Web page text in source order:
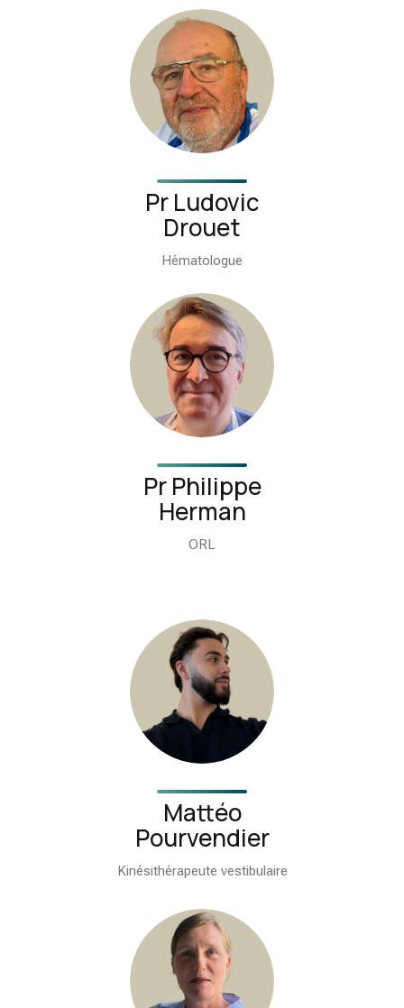
Pr Ludovic
Drouet
Hématologue
Pr Philippe
Herman
ORL
Mattéo
Pourvendier
Kinésithérapeute vestibulaire